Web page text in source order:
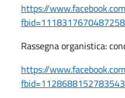
https://
Rassegna organistica:
https://